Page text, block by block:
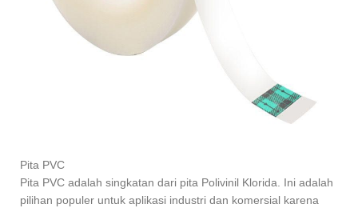
Pita PVC
Pita PVC adalah singkatan dari pita Polivinil Klorida. Ini adalah
pilihan populer untuk aplikasi industri dan komersial karena